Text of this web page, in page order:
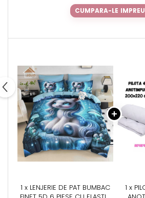
CUMPARA-LE
1 x LENJERIE DE PAT BUMBAC
1 x